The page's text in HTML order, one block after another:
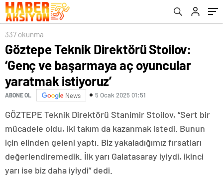
337 okunma
Göztepe Teknik Direktörü Stoilov:
‘Genç ve başarmaya aç oyuncular
yaratmak istiyoruz’
ABONE OL News 5 Ocak 2025 01:51
GÖZTEPE Teknik Direktörü Stanimir Stoilov, “Sert bir
mücadele oldu, iki takım da kazanmak istedi. Bunun
için elinden geleni yaptı. Biz yakaladığımız fırsatları
değerlendiremedik. İlk yarı Galatasaray iyiydi, ikinci
yarı ise biz daha iyiydi” dedi.